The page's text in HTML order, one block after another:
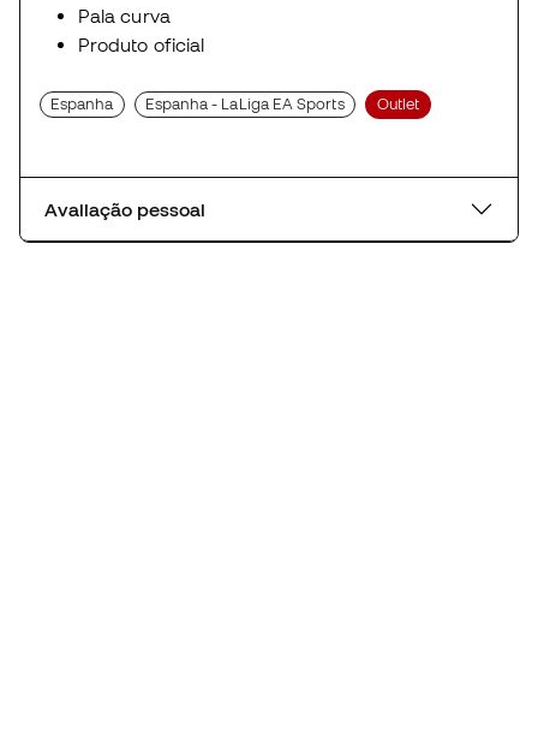
Pala curva
Produto oficial
Espanha Espanha - LaLiga EA Sports Outlet
Avaliação pessoal